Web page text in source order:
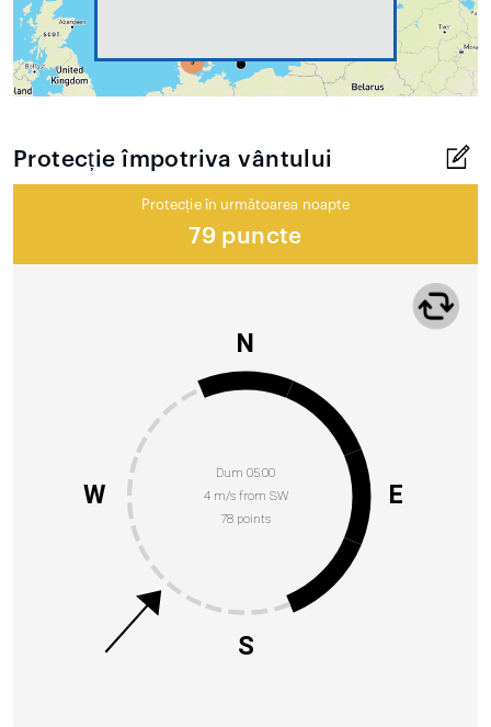
Protecție împotriva vântului
Protecție în următoarea noapte
79 puncte
Dum 05:00
4 m/s from SW
78 points
N
E
S
W